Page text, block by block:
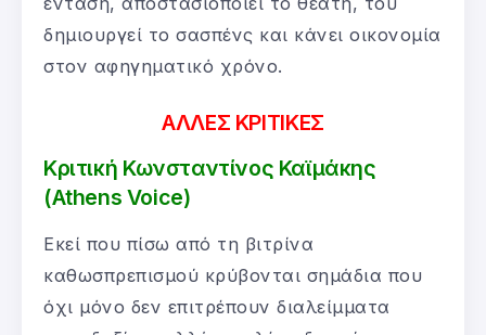
δημιουργεί το σασπένς και κάνει οικονομία
στον αφηγηματικό χρόνο.
ΑΛΛΕΣ ΚΡΙΤΙΚΕΣ
Κριτική Κωνσταντίνος Καϊμάκης
(Athens Voice)
Εκεί που πίσω από τη βιτρίνα
καθωσπρεπισμού κρύβονται σημάδια που
όχι μόνο δεν επιτρέπουν διαλείμματα